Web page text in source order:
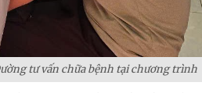
tư vấn chữa bệnh tại chương trình